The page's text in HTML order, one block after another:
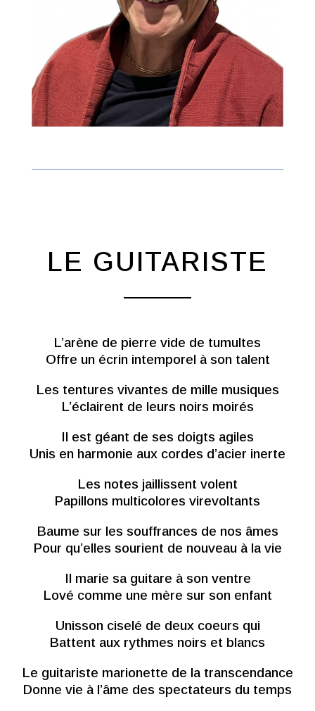
LE GUITARISTE
L’arène de pierre vide de tumultes
Offre un écrin intemporel à son talent
Les tentures vivantes de mille musiques
L’éclairent de leurs noirs moirés
Il est géant de ses doigts agiles
Unis en harmonie aux cordes d’acier inerte
Les notes jaillissent volent
Papillons multicolores virevoltants
Baume sur les souffrances de nos âmes
Pour qu’elles sourient de nouveau à la vie
Il marie sa guitare à son ventre
Lové comme une mère sur son enfant
Unisson ciselé de deux coeurs qui
Battent aux rythmes noirs et blancs
Le guitariste marionette de la transcendance
Donne vie à l’âme des spectateurs du temps